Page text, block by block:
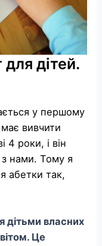
для дітей.
у першому
вивчити
4 роки, і він
нами. Тому я
абетки так,
дітьми власних
Це